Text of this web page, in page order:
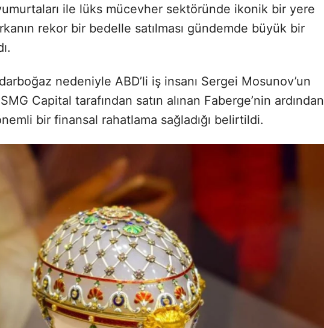
ile lüks mücevher sektöründe ikonik bir yere
rekor bir bedelle satılması gündemde büyük bir
nedeniyle ABD’li iş insanı Sergei Mosunov’un
Capital tarafından satın alınan Faberge’nin ardından
bir finansal rahatlama sağladığı belirtildi.